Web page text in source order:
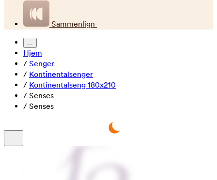
Sammenlign
...
Hjem
/ Senger
/ Kontinentalsenger
/ Kontinentalseng 180x210
/ Senses
/ Senses